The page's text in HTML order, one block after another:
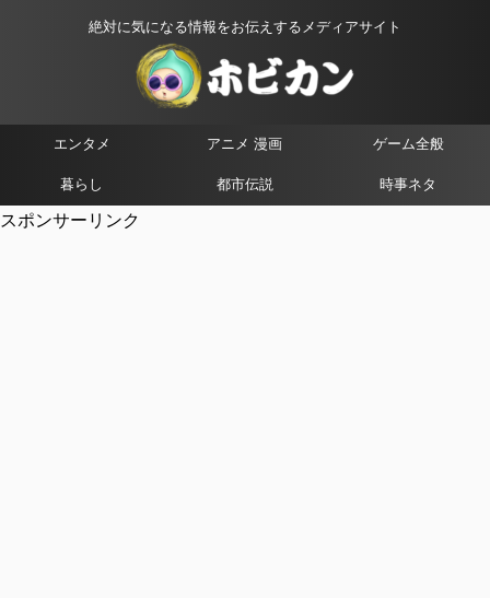
絶対に気になる情報をお伝えするメディアサイト
エンタメ アニメ 漫画 ゲーム全般
暮らし 都市伝説 時事ネタ
スポンサーリンク